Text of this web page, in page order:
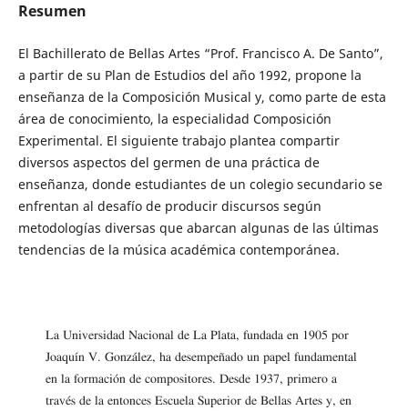
Resumen
El Bachillerato de Bellas Artes “Prof. Francisco A. De Santo”,
a partir de su Plan de Estudios del año 1992, propone la
enseñanza de la Composición Musical y, como parte de esta
área de conocimiento, la especialidad Composición
Experimental. El siguiente trabajo plantea compartir
diversos aspectos del germen de una práctica de
enseñanza, donde estudiantes de un colegio secundario se
enfrentan al desafío de producir discursos según
metodologías diversas que abarcan algunas de las últimas
tendencias de la música académica contemporánea.
La Universidad Nacional de La Plata, fundada en 1905 por
Joaquín V. González, ha desempeñado un papel fundamental
en la formación de compositores. Desde 1937, primero a
través de la entonces Escuela Superior de Bellas Artes y, en